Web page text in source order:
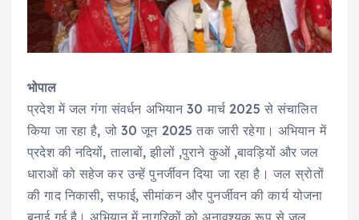
भोपाल
प्रदेश में जल गंगा संवर्धन अभियान 30 मार्च 2025 से संचालित
किया जा रहा है, जो 30 जून 2025 तक जारी रहेगा। अभियान में
प्रदेश की नदियों, तालाबों, झीलों ,पुराने कुओं ,बावड़ियों और जल
धाराओं को सहेज कर उन्हें पुनर्जीवन दिया जा रहा है। जल स्रोतों
की गाद निकासी, सफाई, सीमांकन और पुनर्जीवन की कार्य योजना